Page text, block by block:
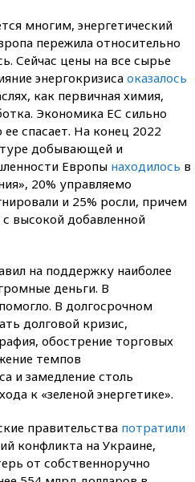
многим, энергетический
пережила относительно
Сейчас цены на все сырье
энергокризиса оказалось
как первичная химия,
Экономика ЕС сильно
спасает. На конец 2022
добывающей и
Европы находилось в
20% управляемо
и 25% росли, причем
высокой добавленной
на поддержку наиболее
деньги. В
В долгосрочном
долговой кризис,
обострение торговых
темпов
и замедление столь
к «зеленой энергетике».
правительства потратили
конфликта на Украине,
от собственноручно